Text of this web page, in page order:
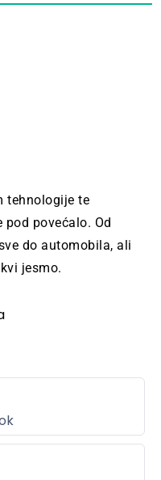
tehnologije te
povećalo. Od
do automobila, ali
jesmo.